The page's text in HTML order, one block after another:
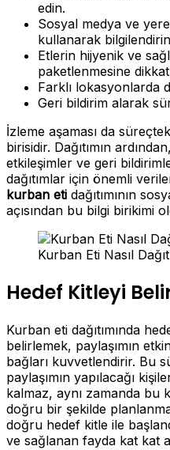
edin.
Sosyal medya ve
kullanarak
Etlerin hijyenik ve
paketlenmesine
Farklı lokasyonlarda
Geri bildirim alarak
İzleme aşaması da
birisidir. Dağıtımın
etkileşimler ve geri
dağıtımlar için önemli
kurban eti dağıtımının
açısından bu bilgi birikimi
Kurban Eti Nasıl
Hedef Kitleyi
Kurban eti dağıtımında
belirlemek, paylaşımın
bağları kuvvetlendirir. Bu
paylaşımın yapılacağı
kalmaz, aynı zamanda bu
doğru bir şekilde
doğru hedef kitle ile
ve sağlanan fayda kat kat